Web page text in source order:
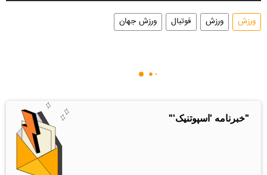
ورزش ورزش فوتبال ورزش جهان
"خبرنامه 'اسپوتنیک'"